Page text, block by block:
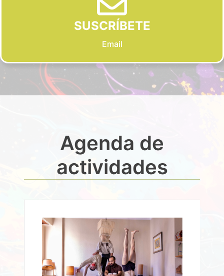
SUSCRÍBETE
Email
Agenda de
actividades